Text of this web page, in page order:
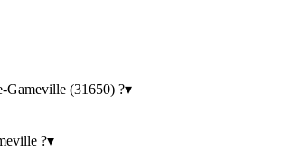
Gameville (31650) ?▾
?▾